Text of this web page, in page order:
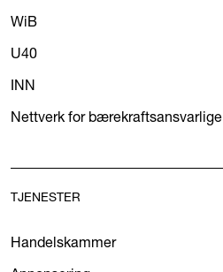
WiB
U40
INN
Nettverk for bærekraftsansvarlige
TJENESTER
Handelskammer